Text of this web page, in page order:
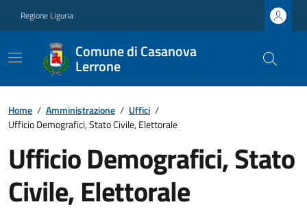
Regione Liguria
Comune di Casanova
Lerrone
Home / Amministrazione / Uffici /
Ufficio Demografici, Stato Civile, Elettorale
Ufficio Demografici, Stato
Civile, Elettorale